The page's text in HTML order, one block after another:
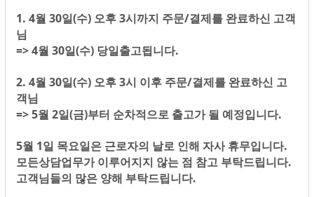
1. 4월 30일(수) 오후 3시까지 주문/결제를 완료하신 고객
님
=> 4월 30일(수) 당일출고됩니다.
2. 4월 30일(수) 오후 3시 이후 주문/결제를 완료하신 고
객님
=> 5월 2일(금)부터 순차적으로 출고가 될 예정입니다.
5월 1일 목요일은 근로자의 날로 인해 자사 휴무입니다.
모든상담업무가 이루어지지 않는 점 참고 부탁드립니다.
고객님들의 많은 양해 부탁드립니다.